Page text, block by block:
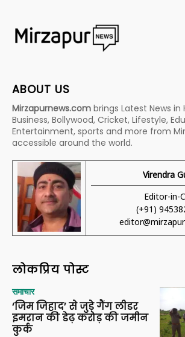
ABOUT US
Mirzapurnews.com brings Latest News in
Business, Bollywood, Cricket, Lifestyle,
Entertainment, sports and more from
accessible around the world.
Virendra
Editor-in-
(+91)
लोकप्रिय पोस्ट
समाचार
‘जिम जिहाद’ से जुड़े गैंग लीडर
इमरान की डेढ़ करोड़ की जमीन
कुर्क